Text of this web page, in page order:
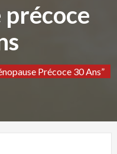
précoce
Précoce 30 Ans”